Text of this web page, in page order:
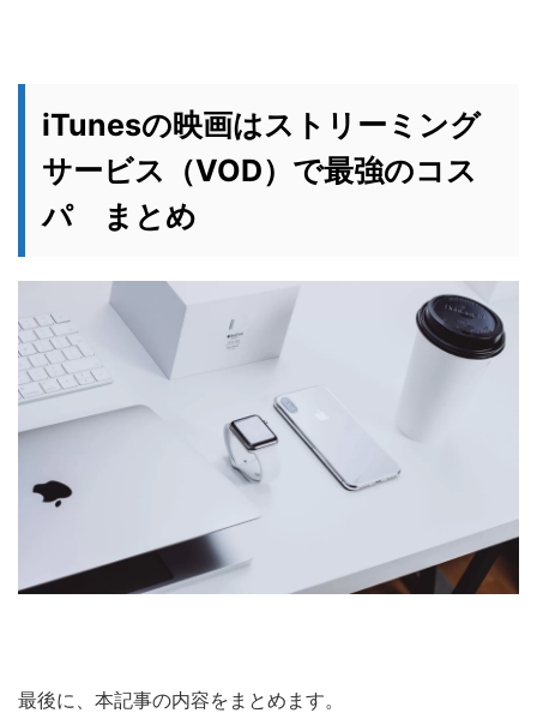
iTunesの映画はストリーミング
サービス（VOD）で最強のコス
パ まとめ
最後に、本記事の内容をまとめます。